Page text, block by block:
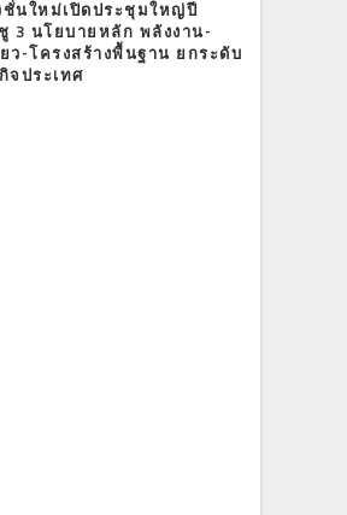
นใหม่เปิดประชุมใหญ่ปี
3 นโยบายหลัก พลังงาน-
ว-โครงสร้างพื้นฐาน ยกระดับ
จประเทศ